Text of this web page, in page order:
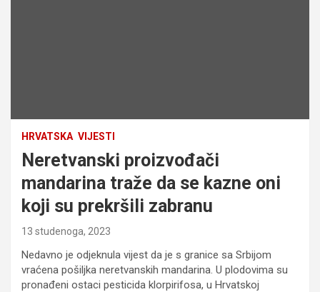
HRVATSKA VIJESTI
Neretvanski proizvođači
mandarina traže da se kazne oni
koji su prekršili zabranu
13 studenoga, 2023
Nedavno je odjeknula vijest da je s granice sa Srbijom
vraćena pošiljka neretvanskih mandarina. U plodovima su
pronađeni ostaci pesticida klorpirifosa, u Hrvatskoj